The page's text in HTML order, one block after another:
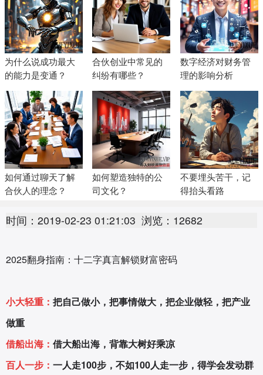
为什么说成功最大
的能力是变通？
合伙创业中常见的
纠纷有哪些？
数字经济对财务管
理的影响分析
如何通过聊天了解
合伙人的理念？
如何塑造独特的公
司文化？
不要埋头苦干，记
得抬头看路
时间：2019-02-23 01:21:03 浏览：12682
2025翻身指南：十二字真言解锁财富密码
小大轻重： 把自己做小，把事情做大，把企业做轻，把产业
做重
借船出海： 借大船出海，背靠大树好乘凉
百人一步： 一人走100步，不如100人走一步，得学会发动群